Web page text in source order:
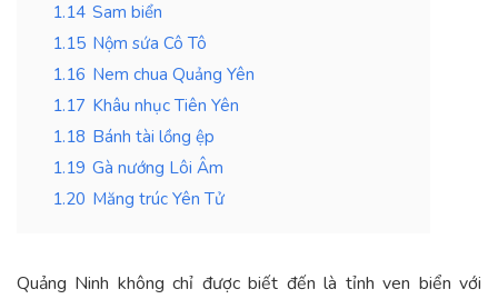
1.14 Sam biển
1.15 Nộm sứa Cô Tô
1.16 Nem chua Quảng Yên
1.17 Khâu nhục Tiên Yên
1.18 Bánh tài lồng ệp
1.19 Gà nướng Lôi Âm
1.20 Măng trúc Yên Tử
Quảng Ninh không chỉ được biết đến là tỉnh ven biển với